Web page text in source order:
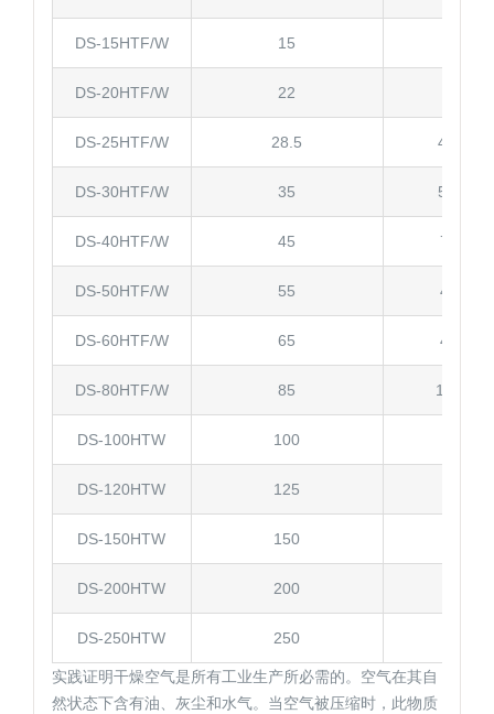
DS-15HTF/W 15
DS-20HTF/W 22
DS-25HTF/W 28.5 4.0/5.0
DS-30HTF/W 35 5.0/7.5
DS-40HTF/W 45 7.5/10
DS-50HTF/W 55 43784
DS-60HTF/W 65 43784
DS-80HTF/W 85 15/17.5
DS-100HTW 100
DS-120HTW 125
DS-150HTW 150
DS-200HTW 200
DS-250HTW 250
实践证明干燥空气是所有工业生产所必需的。空气在其自
然状态下含有油、灰尘和水气。当空气被压缩时，此物质